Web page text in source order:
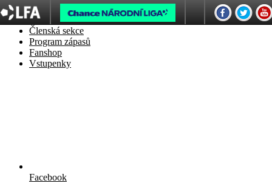
1. SK Prostějov
Členská sekce
Program zápasů
Fanshop
Vstupenky
Facebook